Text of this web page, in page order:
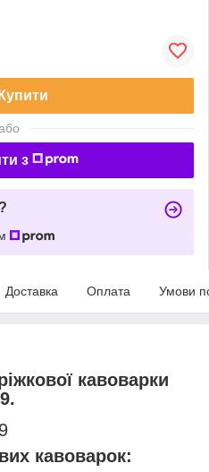
Купити
з
Доставка Оплата Умови
кавоварки
кавоварок: